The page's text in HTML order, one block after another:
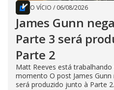
O VÍCIO / 06/08/2026
James Gunn
Parte 3 será
Parte 2
Matt Reeves está
momento O post James
será produzido junto à Parte